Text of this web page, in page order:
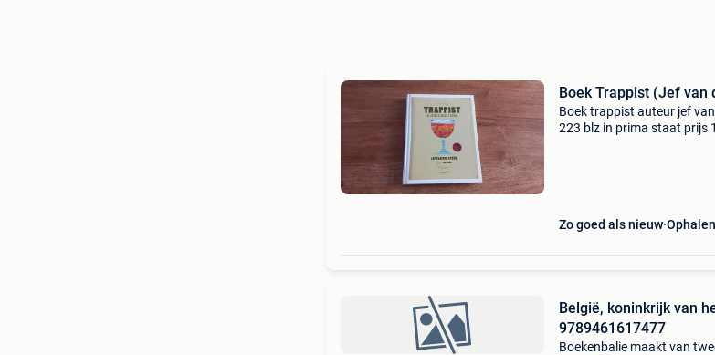
Boek Trappist (Jef van
Boek trappist auteur jef
223 blz in prima staat prijs
Zo goed als nieuw
België, koninkrijk van
9789461617477
Boekenbalie maakt van